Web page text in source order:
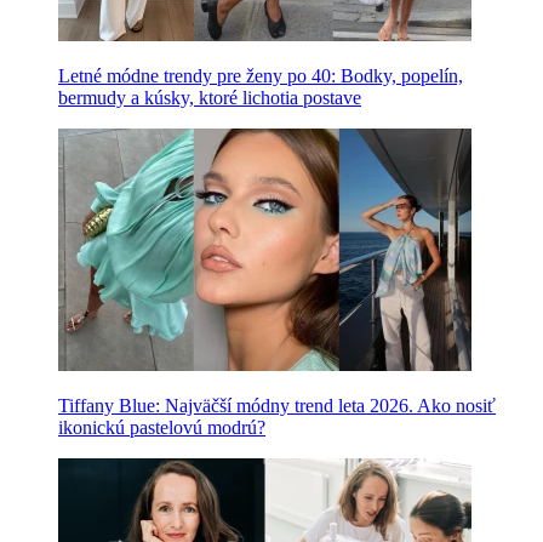
Letné módne trendy pre ženy po 40: Bodky, popelín,
bermudy a kúsky, ktoré lichotia postave
Tiffany Blue: Najväčší módny trend leta 2026. Ako nosiť
ikonickú pastelovú modrú?